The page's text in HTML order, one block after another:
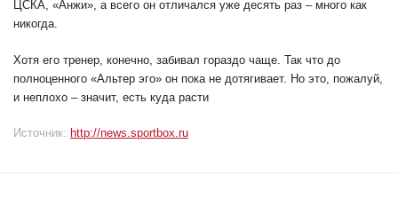
ЦСКА, «Анжи», а всего он отличался уже десять раз – много как
никогда.
Хотя его тренер, конечно, забивал гораздо чаще. Так что до
полноценного «Альтер эго» он пока не дотягивает. Но это, пожалуй,
и неплохо – значит, есть куда расти
Источник: http://news.sportbox.ru